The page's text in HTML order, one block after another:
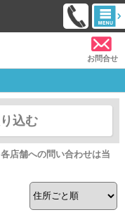
お問合せ
込む
店舗への問い合わせは当